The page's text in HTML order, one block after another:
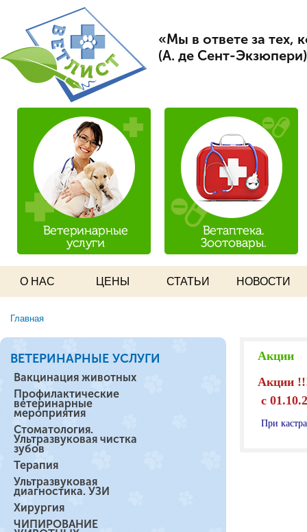
«Мы в ответе за тех,
(А. де Сент-Экзюпери)
О НАС ЦЕНЫ СТАТЬИ НОВОСТИ
Вы здесь
Главная
ВЕТЕРИНАРНЫЕ УСЛУГИ
Вакцинация животных
Профилактические
ветеринарные
мероприятия
Стоматология.
Ультразвуковая чистка
зубов
Терапия
Ультразвуковая
диагностика. УЗИ
Хирургия
ЧИПИРОВАНИЕ
Акции
Акции
с
При